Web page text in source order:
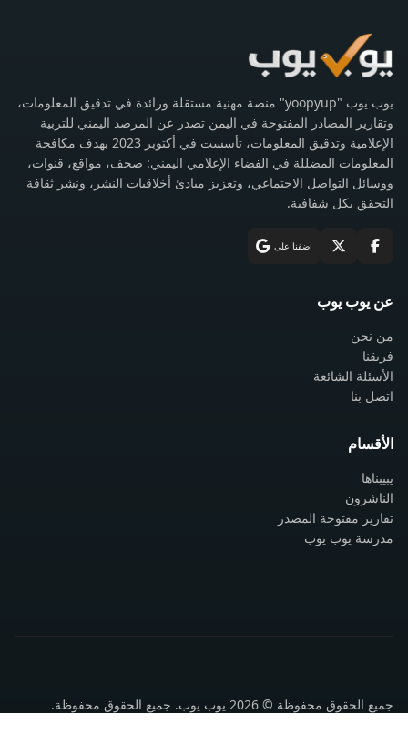
يوب يوب "yoopyup" منصة مهنية مستقلة ورائدة في تدقيق المعلومات،
وتقارير المصادر المفتوحة في اليمن تصدر عن المرصد اليمني للتربية
الإعلامية وتدقيق المعلومات، تأسست في أكتوبر 2023 بهدف مكافحة
المعلومات المضللة في الفضاء الإعلامي اليمني: صحف، مواقع، قنوات،
ووسائل التواصل الاجتماعي، وتعزيز مبادئ أخلاقيات النشر، ونشر ثقافة
التحقق بكل شفافية.
اضفنا على
عن يوب يوب
من نحن
فريقنا
الأسئلة الشائعة
اتصل بنا
الأقسام
يبيبناها
الناشرون
تقارير مفتوحة المصدر
مدرسة يوب يوب
جميع الحقوق محفوظة © 2026 يوب يوب. جميع الحقوق محفوظة.